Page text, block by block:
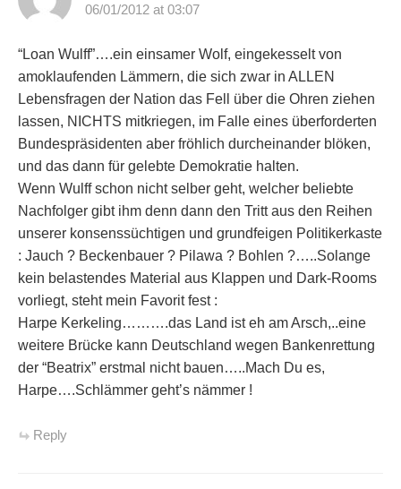
06/01/2012 at 03:07
“Loan Wulff”….ein einsamer Wolf, eingekesselt von
amoklaufenden Lämmern, die sich zwar in ALLEN
Lebensfragen der Nation das Fell über die Ohren ziehen
lassen, NICHTS mitkriegen, im Falle eines überforderten
Bundespräsidenten aber fröhlich durcheinander blöken,
und das dann für gelebte Demokratie halten.
Wenn Wulff schon nicht selber geht, welcher beliebte
Nachfolger gibt ihm denn dann den Tritt aus den Reihen
unserer konsenssüchtigen und grundfeigen Politikerkaste
: Jauch ? Beckenbauer ? Pilawa ? Bohlen ?…..Solange
kein belastendes Material aus Klappen und Dark-Rooms
vorliegt, steht mein Favorit fest :
Harpe Kerkeling……….das Land ist eh am Arsch,..eine
weitere Brücke kann Deutschland wegen Bankenrettung
der “Beatrix” erstmal nicht bauen…..Mach Du es,
Harpe….Schlämmer geht’s nämmer !
Reply